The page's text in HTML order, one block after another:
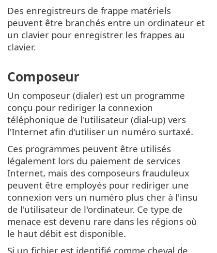
Des enregistreurs de frappe matériels
peuvent être branchés entre un ordinateur et
un clavier pour enregistrer les frappes au
clavier.
Composeur
Un composeur (dialer) est un programme
conçu pour rediriger la connexion
téléphonique de l'utilisateur (dial-up) vers
l'Internet afin d'utiliser un numéro surtaxé.
Ces programmes peuvent être utilisés
légalement lors du paiement de services
Internet, mais des composeurs frauduleux
peuvent être employés pour rediriger une
connexion vers un numéro plus cher à l'insu
de l'utilisateur de l'ordinateur. Ce type de
menace est devenu rare dans les régions où
le haut débit est disponible.
Si un fichier est identifié comme cheval de